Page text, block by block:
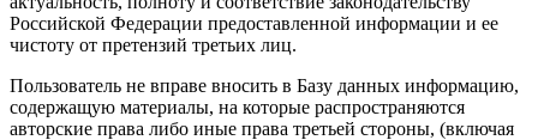
Российской Федерации предоставленной информации и ее
чистоту от претензий третьих лиц.
Пользователь не вправе вносить в Базу данных информацию,
содержащую материалы, на которые распространяются
авторские права либо иные права третьей стороны, (включая